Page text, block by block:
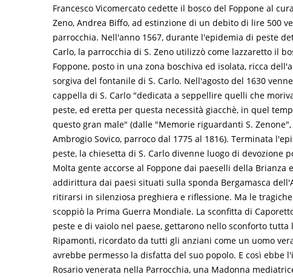
Francesco Vicomercato cedette il bosco del Foppone al
Zeno, Andrea Biffo, ad estinzione di un debito di lire 500
parrocchia. Nell'anno 1567, durante l'epidemia di peste
Carlo, la parrocchia di S. Zeno utilizzò come lazzaretto il
Foppone, posto in una zona boschiva ed isolata, ricca
sorgiva del fontanile di S. Carlo. Nell'agosto del 1630
cappella di S. Carlo "dedicata a seppellire quelli che
peste, ed eretta per questa necessità giacchè, in quel
questo gran male" (dalle "Memorie riguardanti S.
Ambrogio Sovico, parroco dal 1775 al 1816). Terminata
peste, la chiesetta di S. Carlo divenne luogo di devozione
Molta gente accorse al Foppone dai paeselli della Brianza e
addirittura dai paesi situati sulla sponda Bergamasca
ritirarsi in silenziosa preghiera e riflessione. Ma le
scoppiò la Prima Guerra Mondiale. La sconfitta di
peste e di vaiolo nel paese, gettarono nello sconforto
Ripamonti, ricordato da tutti gli anziani come un uomo
avrebbe permesso la disfatta del suo popolo. E così
Rosario venerata nella Parrocchia, una Madonna